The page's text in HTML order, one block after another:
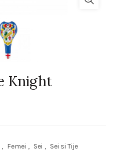
Knight
, Femei , Sei , Sei si Tije